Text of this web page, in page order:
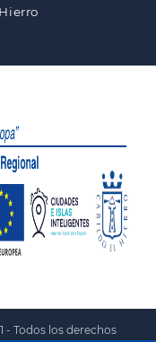
- Todos los derechos